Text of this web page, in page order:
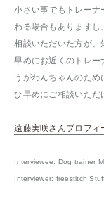
小さい事でもトレー
わる場合もあります
相談いただいた方が、
早めにお近くのトレー
うがわんちゃんのた
ひ早めにご相談いただ
遠藤実咲さんプロフィ
Interviewee: Dog trainer
Interviewer: freestitch